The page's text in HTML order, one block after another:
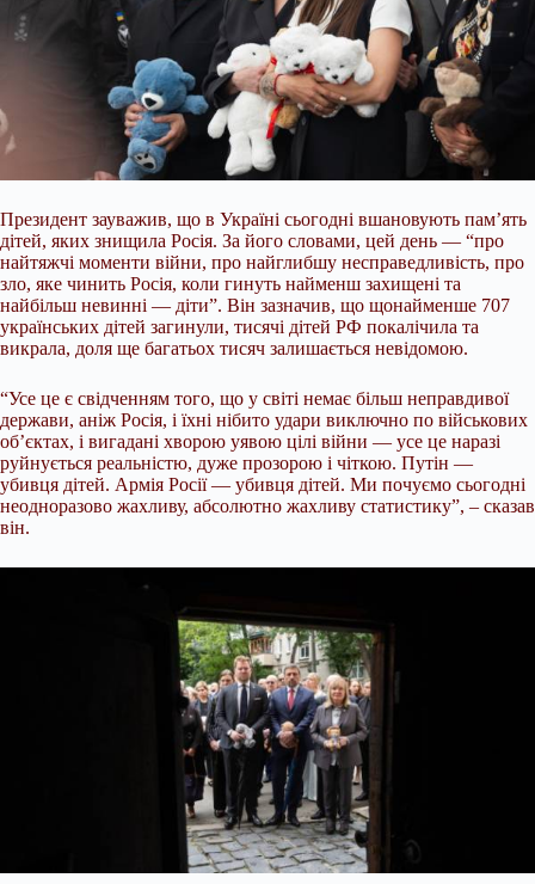
Президент зауважив, що в Україні сьогодні вшановують пам’ять
дітей, яких знищила Росія. За його словами, цей день — “про
найтяжчі моменти війни, про найглибшу несправедливість, про
зло, яке чинить Росія, коли гинуть найменш захищені та
найбільш невинні — діти”. Він зазначив, що щонайменше 707
українських дітей загинули, тисячі дітей РФ покалічила та
викрала, доля ще багатьох тисяч залишається невідомою.
“Усе це є свідченням того, що у світі немає більш неправдивої
держави, аніж Росія, і їхні нібито удари виключно по військових
об’єктах, і вигадані хворою уявою цілі війни — усе це наразі
руйнується реальністю, дуже прозорою і чіткою. Путін —
убивця дітей. Армія Росії — убивця дітей. Ми почуємо сьогодні
неодноразово жахливу, абсолютно жахливу статистику”, – сказав
він.